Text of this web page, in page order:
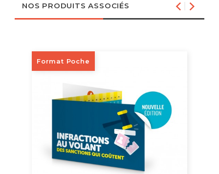
NOS PRODUITS ASSOCIÉS
Format Poche